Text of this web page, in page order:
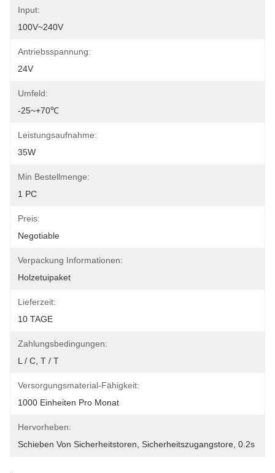
Input:
100V~240V
Antriebsspannung:
24V
Umfeld:
-25~+70℃
Leistungsaufnahme:
35W
Min Bestellmenge:
1 PC
Preis:
Negotiable
Verpackung Informationen:
Holzetuipaket
Lieferzeit:
10 TAGE
Zahlungsbedingungen:
L / C, T / T
Versorgungsmaterial-Fähigkeit:
1000 Einheiten Pro Monat
Hervorheben:
Schieben Von Sicherheitstoren
Sicherheitszugangstore 0.2s